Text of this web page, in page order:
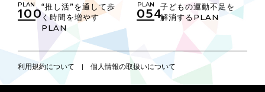
PLAN
100“推し活”を通して歩
く時間を増やす
PLAN
PLAN
054子どもの運動不足を
解消するPLAN
利用規約について | 個人情報の取扱いについて